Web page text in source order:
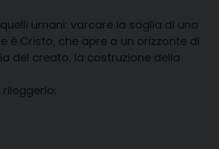
umani: varcare la soglia di una
è Cristo, che apre a un orizzonte di
del creato, la costruzione della